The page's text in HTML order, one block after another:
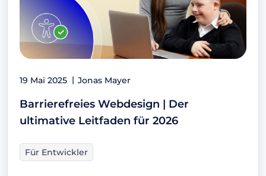
19 Mai 2025 Jonas Mayer
Barrierefreies Webdesign | Der
ultimative Leitfaden für 2026
Für Entwickler